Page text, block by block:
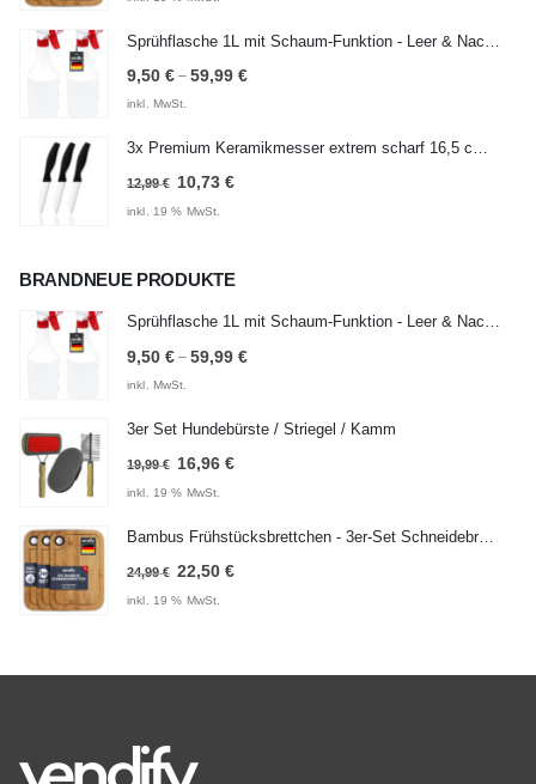
24,99 € 22,50 €.
9,50 € – 59,99 €
inkl. MwSt.
12,99€ Ursprünglicher
Preis
10,73 €Aktueller
inkl. 19 % MwSt.
BRANDNEUE PRODUKTE
Sprühflasche 1L mit Schaum-Funktion - Leer & Nachfüllbar - 1 Liter / 1000 ml
9,50 € – 59,99 €
inkl. MwSt.
3er Set Hundebürste / Striegel / Kamm
19,99€ Ursprünglicher
Preis
16,96 €Aktueller
inkl. 19 % MwSt.
24,99€ Ursprünglicher
Preis
22,50 €Aktueller
inkl. 19 % MwSt.